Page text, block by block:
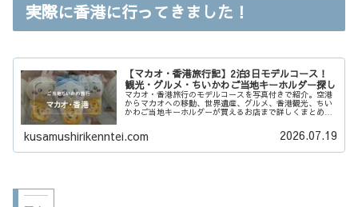
実際に香港に行ってきました！
【マカオ・香港旅行記】2泊3日モデルコース！
観光・グルメ・ちいかわご当地キーホルダー探し
マカオ・香港旅行のモデルコースを写真付きで紹介。空港
からマカオへの移動、世界遺産、グルメ、香港観光、ちい
かわご当地キーホルダーが買えるお店まで詳しくまとめま
kusamushirikenntei.com 2026.07.19